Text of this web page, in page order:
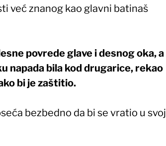
već znanog kao glavni batinaš
povrede glave i desnog oka, a
napada bila kod drugarice, rekao
bi je zaštitio.
bezbedno da bi se vratio u svoj